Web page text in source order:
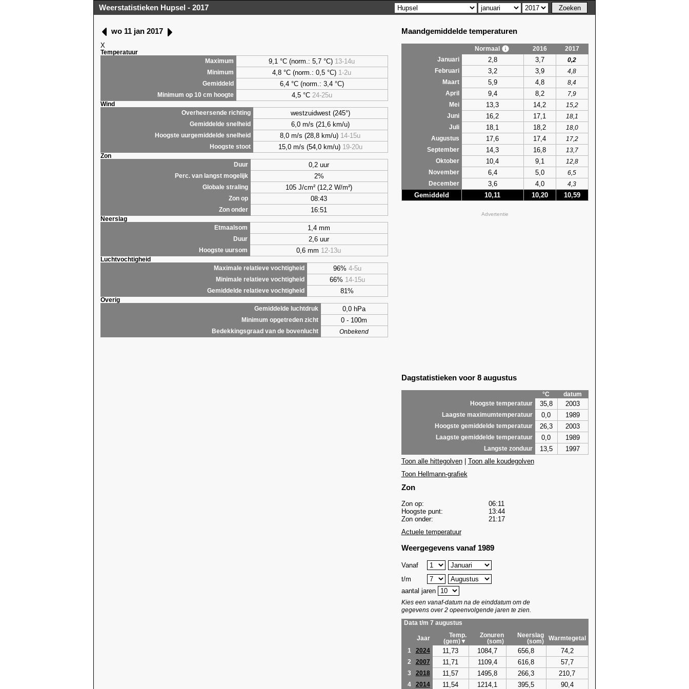
Weerstatistieken Hupsel - 2017
wo 11 jan 2017
X
Temperatuur
Maximum
9,1 °C (norm.: 5,7 °C) 13-14u
Minimum 4,8 °C (norm.: 0,5 °C) 1-2u
Gemiddeld 6,4 °C (norm.: 3,4 °C)
Minimum op 10 cm hoogte 4,5 °C 24-25u
Wind
Overheersende richting
westzuidwest (245°)
Gemiddelde snelheid 6,0 m/s (21,6 km/u)
Hoogste uurgemiddelde snelheid 8,0 m/s (28,8 km/u) 14-15u
Hoogste stoot 15,0 m/s (54,0 km/u) 19-20u
Zon
Duur
0,2 uur
Perc. van langst mogelijk 2%
Globale straling 105 J/cm² (12,2 W/m²)
Zon op 08:43
Zon onder 16:51
Neerslag
Etmaalsom
1,4 mm
Duur 2,6 uur
Hoogste uursom 0,6 mm 12-13u
Luchtvochtigheid
Maximale relatieve vochtigheid
96% 4-5u
Minimale relatieve vochtigheid 66% 14-15u
Gemiddelde relatieve vochtigheid 81%
Overig
Gemiddelde luchtdruk
0,0 hPa
Minimum opgetreden zicht 0 - 100m
Bedekkingsgraad van de bovenlucht Onbekend
Maandgemiddelde temperaturen
Normaal 2016
2017
Januari
2,8 3,7
0,2
Februari
3,2 3,9
4,8
Maart
5,9 4,8
8,4
April
9,4 8,2
7,9
Mei
13,3 14,2
15,2
Juni
16,2 17,1
18,1
Juli
18,1 18,2
18,0
Augustus
17,6 17,4
17,2
September
14,3 16,8
13,7
Oktober
10,4 9,1
12,8
November
6,4 5,0
6,5
December
3,6 4,0 4,3
Gemiddeld 10,11 10,20 10,59
Advertentie
Dagstatistieken voor 8 augustus
°C
datum
Hoogste temperatuur
35,8 2003
Laagste maximumtemperatuur 0,0 1989
Hoogste gemiddelde temperatuur 26,3 2003
Laagste gemiddelde temperatuur 0,0 1989
Langste zonduur 13,5
1997
Toon alle hittegolven| Toon alle koudegolven
Toon Hellmann-grafiek
Zon
Zon op:
06:11
Hoogste punt:
13:44
Zon onder:
21:17
Actuele temperatuur
Weergegevens vanaf 1989
Vanaf
t/m
aantal jaren
Kies een vanaf-datum na de einddatum om de
gegevens over 2 opeenvolgende jaren te zien.
Data t/m 7 augustus
Jaar
Temp.
(gem)▼
Zonuren
(som)
Neerslag
(som)
Warmtegetal
1
2024 11,73 1084,7 656,8 74,2
2 2007 11,71 1109,4 616,8 57,7
3 2018 11,57 1495,8 266,3 210,7
4 2014 11,54 1214,1 395,5 90,4